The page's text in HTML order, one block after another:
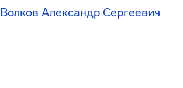
Волков Александр Сергеевич